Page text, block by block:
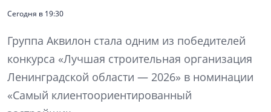
Сегодня в 19:30
Группа Аквилон стала одним из победителей
конкурса «Лучшая строительная организация
Ленинградской области — 2026» в номинации
«Самый клиентоориентированный